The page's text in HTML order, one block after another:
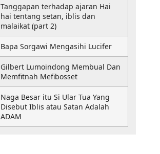
Tanggapan terhadap ajaran Hai
hai tentang setan, iblis dan
malaikat (part 2)
Bapa Sorgawi Mengasihi Lucifer
Gilbert Lumoindong Membual Dan
Memfitnah Mefibosset
Naga Besar itu Si Ular Tua Yang
Disebut Iblis atau Satan Adalah
ADAM